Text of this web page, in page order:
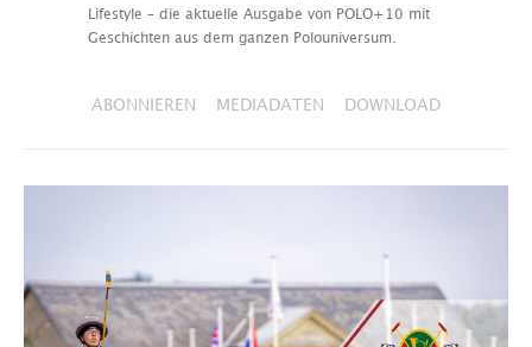
Lifestyle – die aktuelle Ausgabe von POLO+10 mit
Geschichten aus dem ganzen Polouniversum.
ABONNIEREN MEDIADATEN DOWNLOAD